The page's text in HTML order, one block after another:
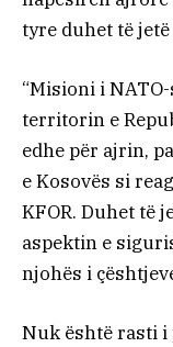
tyre duhet të
“Misioni i
territorin e
edhe për ajrin,
e Kosovës si
KFOR. Duhet të
aspektin e
njohës i
Nuk është rasti i